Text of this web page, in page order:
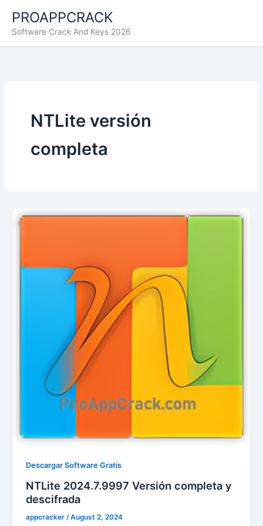
contenido
PROAPPCRACK
Software Crack And Keys 2026
NTLite versión
completa
Descargar Software Gratis
NTLite 2024.7.9997 Versión completa y
descifrada
appcracker /August 2, 2024